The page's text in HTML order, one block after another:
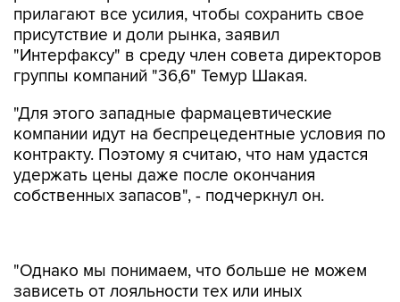
прилагают все усилия, чтобы сохранить свое
присутствие и доли рынка, заявил
"Интерфаксу" в среду член совета директоров
группы компаний "36,6" Темур Шакая.
"Для этого западные фармацевтические
компании идут на беспрецедентные условия по
контракту. Поэтому я считаю, что нам удастся
удержать цены даже после окончания
собственных запасов", - подчеркнул он.
иностранных производителей, и начинаем
поиск партнеров, готовых предоставить нам